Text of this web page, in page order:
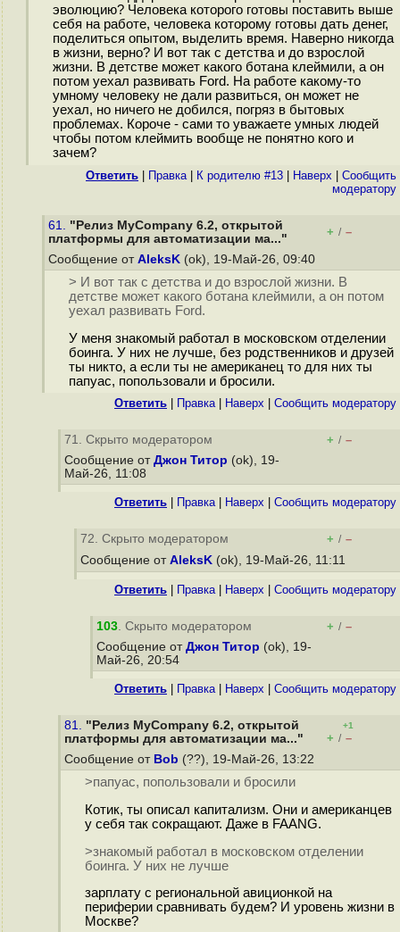
эволюцию? Человека которого готовы поставить выше
себя на работе, человека которому готовы дать денег,
поделиться опытом, выделить время. Наверно никогда
в жизни, верно? И вот так с детства и до взрослой
жизни. В детстве может какого ботана клеймили, а он
потом уехал развивать Ford. На работе какому-то
умному человеку не дали развиться, он может не
уехал, но ничего не добился, погряз в бытовых
проблемах. Короче - сами то уважаете умных людей
чтобы потом клеймить вообще не понятно кого и
зачем?
Ответить Правка| К родителю #13 Наверх
Cообщить
модератору
61. "Релиз MyCompany 6.2, открытой
платформы для автоматизации ма..."
+ / –
Сообщение от AleksK (ok), 19-Май-26, 09:40
> И вот так с детства и до взрослой жизни. В
детстве может какого ботана клеймили, а он потом
уехал развивать Ford.
У меня знакомый работал в московском отделении
боинга. У них не лучше, без родственников и друзей
ты никто, а если ты не американец то для них ты
папуас, попользовали и бросили.
Ответить Правка| Наверх Cообщить модератору
71. Скрыто модератором + / –
Сообщение от Джон Титор (ok), 19-
Май-26, 11:08
Ответить Правка| Наверх Cообщить модератору
72. Скрыто модератором + / –
Сообщение от AleksK (ok), 19-Май-26, 11:11
Ответить Правка| Наверх Cообщить модератору
103. Скрыто модератором + / –
Сообщение от Джон Титор (ok), 19-
Май-26, 20:54
Ответить Правка| Наверх Cообщить модератору
81. "Релиз MyCompany 6.2, открытой
платформы для автоматизации ма..."
+1
+ / –
Сообщение от Bob (??), 19-Май-26, 13:22
>папуас, попользовали и бросили
Котик, ты описал капитализм. Они и американцев
у себя так сокращают. Даже в FAANG.
>знакомый работал в московском отделении
боинга. У них не лучше
зарплату с региональной авиционкой на
периферии сравнивать будем? И уровень жизни в
Москве?